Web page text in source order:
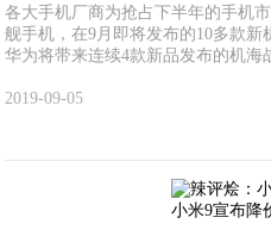
各大手机厂商为抢占下半年的手机
舰手机，在9月即将发布的10多款新
华为将带来连续4款新品发布的机海
2019-09-05